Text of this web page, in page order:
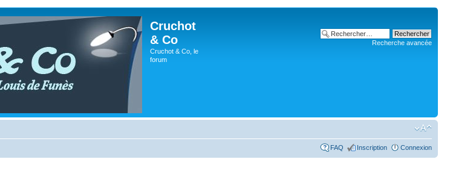
Cruchot
& Co
Cruchot & Co, le
forum
Recherche avancée
FAQ Inscription Connexion